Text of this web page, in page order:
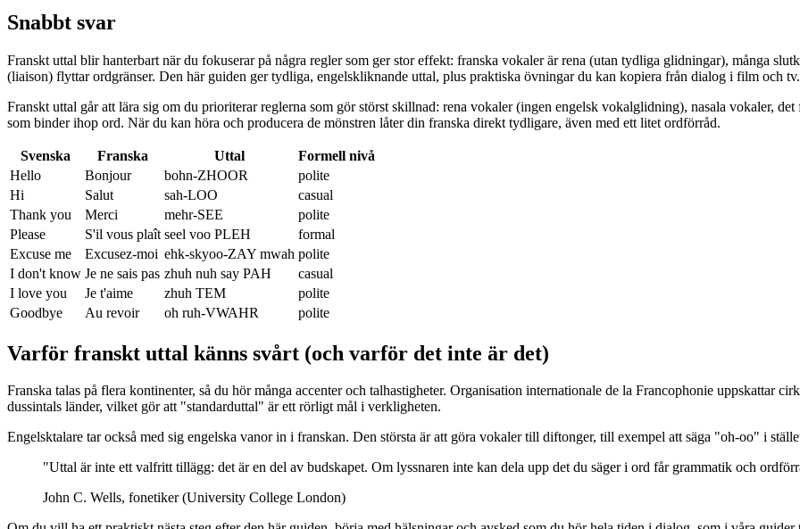
Snabbt svar
Franskt uttal blir hanterbart när du fokuserar på några regler som ger stor effekt: franska vokaler är rena (utan tydliga glidningar), många
(liaison) flyttar ordgränser. Den här guiden ger tydliga, engelskliknande uttal, plus praktiska övningar du kan kopiera från dialog i film och tv.
Franskt uttal går att lära sig om du prioriterar reglerna som gör störst skillnad: rena vokaler (ingen engelsk vokalglidning), nasala vokaler,
som binder ihop ord. När du kan höra och producera de mönstren låter din franska direkt tydligare, även med ett litet ordförråd.
Svenska Franska Uttal
Formell nivå
Hello
Bonjour bohn-ZHOOR
polite
Hi
Salut sah-LOO
casual
Thank you
Merci mehr-SEE
polite
Please
S'il vous plaît seel voo PLEH
formal
Excuse me
Excusez-moi ehk-skyoo-ZAY mwah polite
I don't know Je ne sais pas zhuh nuh say PAH
casual
I love you
Je t'aime zhuh TEM
polite
Goodbye
Au revoir oh ruh-VWAHR polite
Varför franskt uttal känns svårt (och varför det inte är det)
Franska talas på flera kontinenter, så du hör många accenter och talhastigheter. Organisation internationale de la Francophonie uppskattar
dussintals länder, vilket gör att "standarduttal" är ett rörligt mål i verkligheten.
Engelsktalare tar också med sig engelska vanor in i franskan. Den största är att göra vokaler till diftonger, till exempel att säga "oh-oo" i
"Uttal är inte ett valfritt tillägg: det är en del av budskapet. Om lyssnaren inte kan dela upp det du säger i ord får grammatik och
John C. Wells, fonetiker (University College London)